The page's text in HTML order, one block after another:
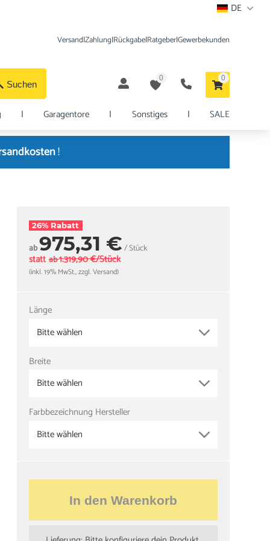
DE
Suchen
Versand|Zahlung|Rückgabe|Ratgeber|Gewerbekunden
0 0
| Garagentore | Sonstiges | SALE
!
26% Rabatt
ab975,31 €/ Stück
statt ab1.319,90 €/Stück
(inkl. 19% MwSt., zzgl. Versand)
Länge
Bitte wählen
Breite
Bitte wählen
Farbbezeichnung Hersteller
Bitte wählen
In den Warenkorb